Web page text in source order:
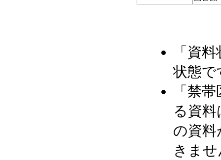
「資
状態で
「禁
る資
の資料
きま